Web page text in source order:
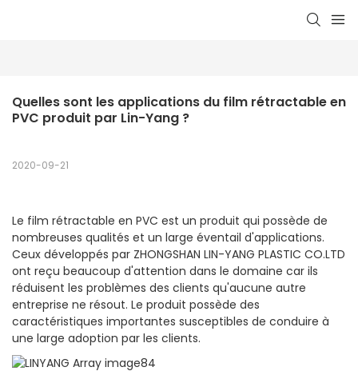
Quelles sont les applications du film rétractable en
PVC produit par Lin-Yang ?
2020-09-21
Le film rétractable en PVC est un produit qui possède de
nombreuses qualités et un large éventail d'applications.
Ceux développés par ZHONGSHAN LIN-YANG PLASTIC CO.LTD
ont reçu beaucoup d'attention dans le domaine car ils
réduisent les problèmes des clients qu'aucune autre
entreprise ne résout. Le produit possède des
caractéristiques importantes susceptibles de conduire à
une large adoption par les clients.